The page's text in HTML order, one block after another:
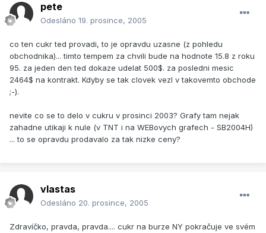
pete
Odesláno 19. prosince, 2005
co ten cukr ted provadi, to je opravdu uzasne (z pohledu
obchodnika)... timto tempem za chvili bude na hodnote 15.8 z roku
95. za jeden den ted dokaze udelat 500$. za posledni mesic
2464$ na kontrakt. Kdyby se tak clovek vezl v takovemto obchode
;-).
nevite co se to delo v cukru v prosinci 2003? Grafy tam nejak
zahadne utikaji k nule (v TNT i na WEBovych grafech - SB2004H)
... to se opravdu prodavalo za tak nizke ceny?
vlastas
Odesláno 20. prosince, 2005
Zdravíčko, pravda, pravda.... cukr na burze NY pokračuje ve svém